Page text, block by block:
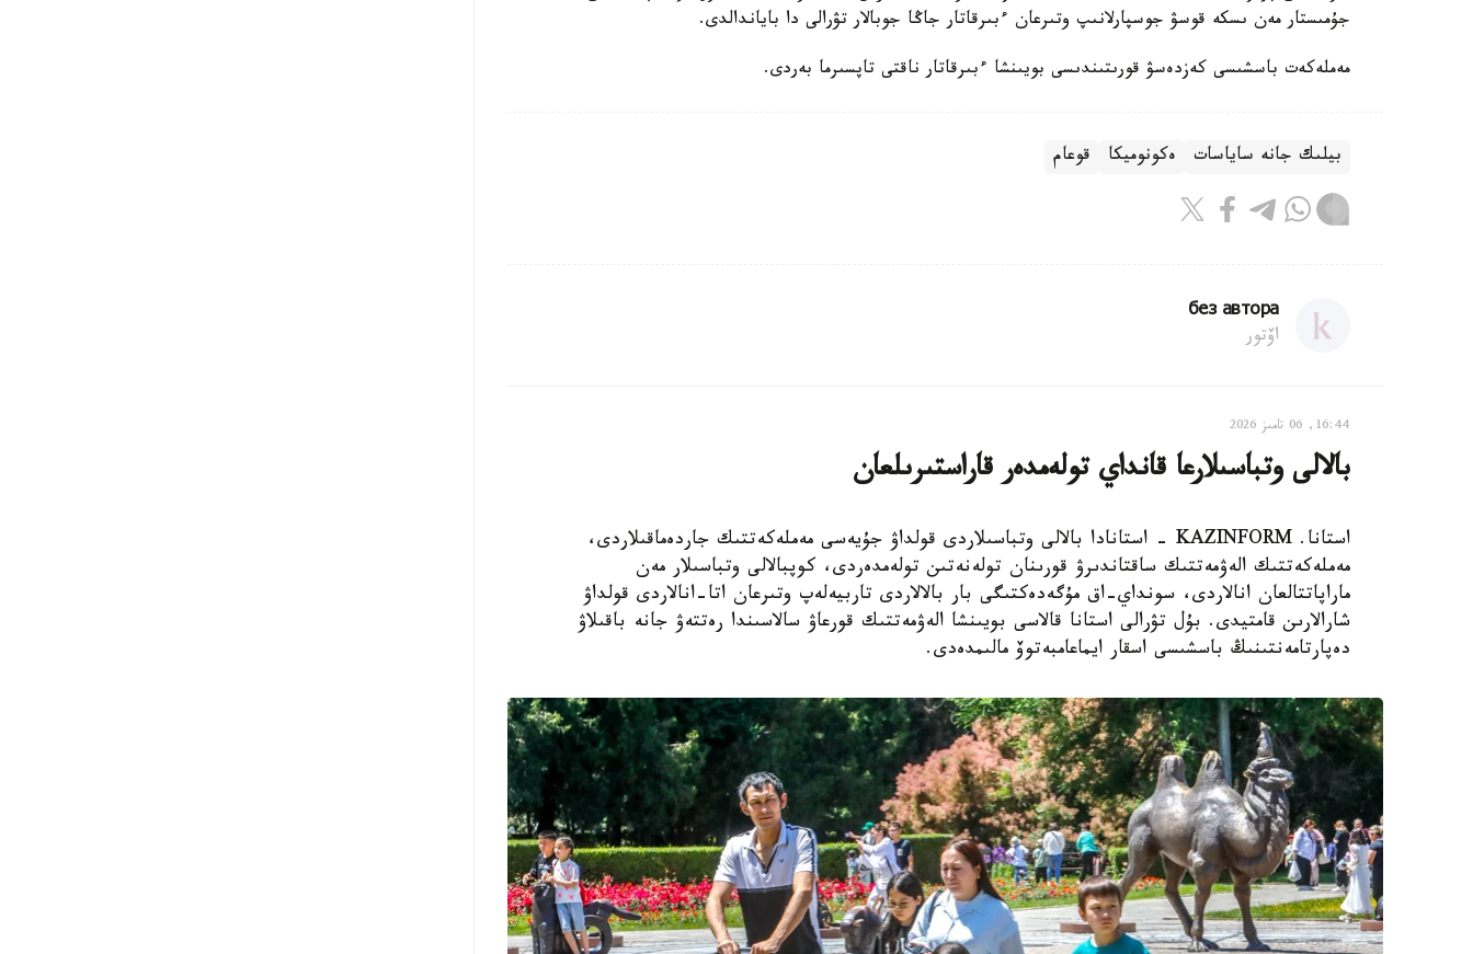
جۇمىستار مەن ىسكە قوسۋ جوسپارلانىپ وتىرعان ءبىرقاتار جاڭا جوبالار تۋرالى دا باياندالدى.
مەملەكەت باسشىسى كەزدەسۋ قورىتىندىسى بويىنشا ءبىرقاتار ناقتى تاپسىرما بەردى.
بيلىك جانە ساياسات ەكونوميكا قوعام
без автора
اۆتور
16:44, 06 تامىز 2026
بالالى وتباسىلارعا قانداي تولەمدەر قاراستىرىلعان
استانا. KAZINFORM - استانادا بالالى وتباسىلاردى قولداۋ جۇيەسى مەملەكەتتىك جاردەماقىلاردى،
مەملەكەتتىك الەۋمەتتىك ساقتاندىرۋ قورىنان تولەنەتىن تولەمدەردى، كوپبالالى وتباسىلار مەن
ماراپاتتالعان انالاردى، سونداي-اق مۇگەدەكتىگى بار بالالاردى تاربيەلەپ وتىرعان اتا-انالاردى قولداۋ
شارالارىن قامتيدى. بۇل تۋرالى استانا قالاسى بويىنشا الەۋمەتتىك قورعاۋ سالاسىندا رەتتەۋ جانە باقىلاۋ
دەپارتامەنتىنىڭ باسشىسى اسقار ايماعامبەتوۆ مالىمدەدى.